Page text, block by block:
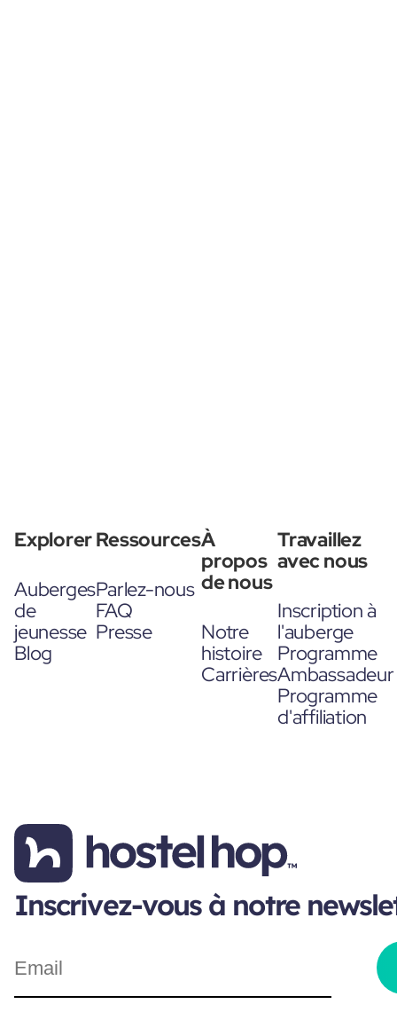
Explorer
Auberges
de
jeunesse
Blog
Ressources
Parlez-nous
FAQ
Presse
À
propos
de nous
Notre
histoire
Carrières
Travaillez
avec nous
Inscription à
l'auberge
Programme
Ambassadeur
Programme
d'affiliation
Inscrivez-vous à notre